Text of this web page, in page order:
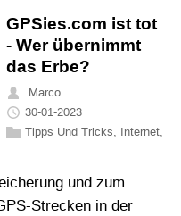
GPSies.com ist tot
- Wer übernimmt
das Erbe?
Marco
30-01-2023
Tipps Und Tricks, Internet,
und zum
Strecken in der